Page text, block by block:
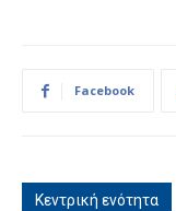
Facebook
Κεντρική ενότητα